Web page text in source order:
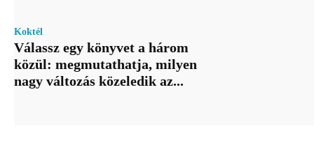
Koktél
Válassz egy könyvet a három
közül: megmutathatja, milyen
nagy változás közeledik az...